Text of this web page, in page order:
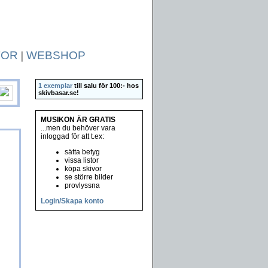
| WEBSHOP
1 exemplar till salu för 100:- hos
skivbasar.se!
MUSIKON ÄR GRATIS
...men du behöver vara
inloggad för att t.ex:
sätta betyg
vissa listor
köpa skivor
se större bilder
provlyssna
Login/Skapa konto